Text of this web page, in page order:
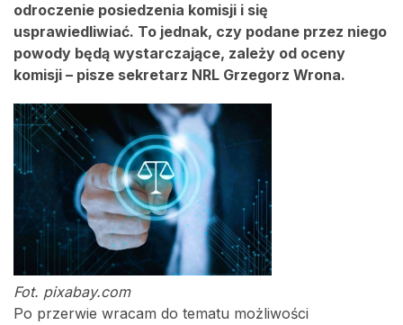
odroczenie posiedzenia komisji i się
usprawiedliwiać. To jednak, czy podane przez niego
powody będą wystarczające, zależy od oceny
komisji – pisze sekretarz NRL Grzegorz Wrona.
Fot. pixabay.com
Po przerwie wracam do tematu możliwości